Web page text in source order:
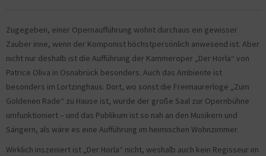
Zugegeben, einer Opernaufführung wohnt durchaus ein gewisser
Zauber inne, wenn der Komponist höchstpersönlich anwesend ist. Aber
nicht nur deshalb ist die Aufführung der Kammeroper „Der Horla“ von
Patrice Oliva in Osnabrück besonders. Auch das Ambiente ist
besonders im Lortzinghaus. Dort, wo sonst die Freimaurerloge „Zum
Goldenen Rade“ zu Hause ist, wurde der große Saal zur Opernbühne
umfunktioniert – und das Publikum ist so nah an den Musikern und
Sängern, als wäre es eine Aufführung im heimischen Wohnzimmer.
Wirklich inszeniert ist „Der Horla“ nicht, weshalb auch kein Regisseur im